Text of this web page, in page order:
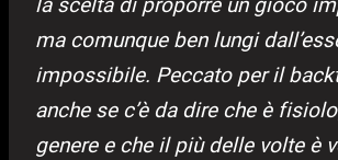
ma comunque ben lungi
impossibile. Peccato per il
anche se c’è da dire che è
genere e che il più delle volte è